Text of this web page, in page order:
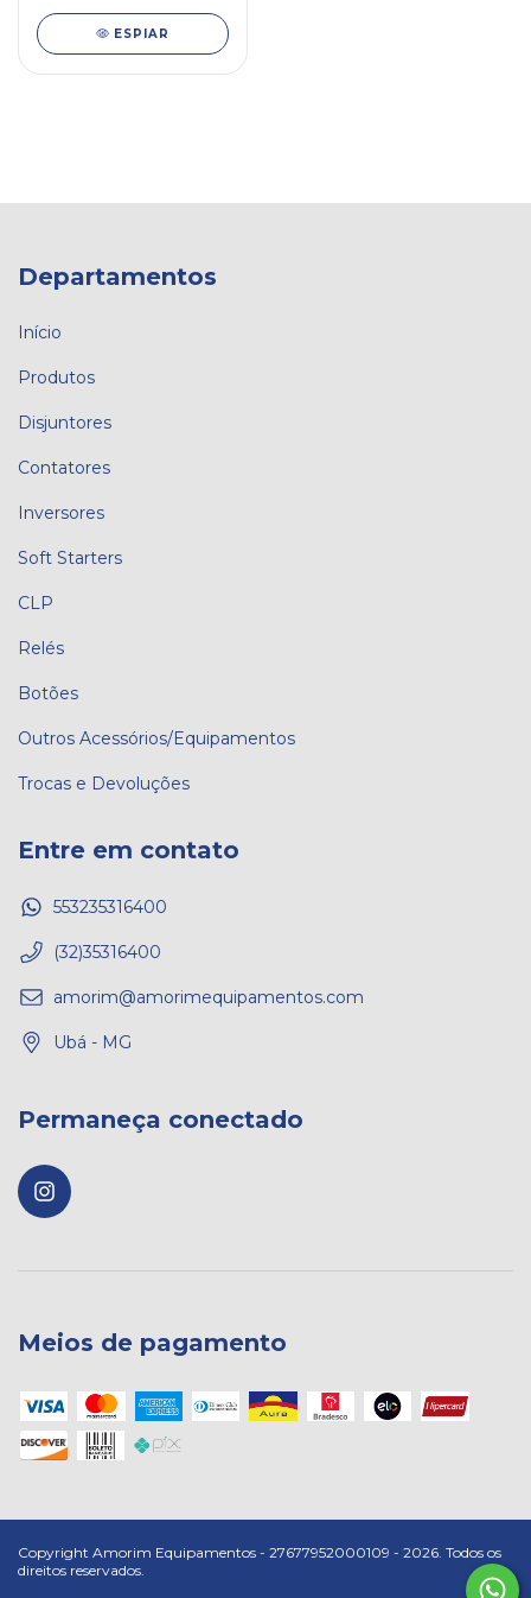
ESPIAR
Departamentos
Início
Produtos
Disjuntores
Contatores
Inversores
Soft Starters
CLP
Relés
Botões
Outros Acessórios/Equipamentos
Trocas e Devoluções
Entre em contato
553235316400
(32)35316400
amorim@amorimequipamentos.com
Ubá - MG
Permaneça conectado
Meios de pagamento
Copyright Amorim Equipamentos - 27677952000109 - 2026. Todos os
direitos reservados.